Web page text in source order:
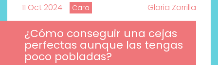
11 Oct 2024 Cara Gloria Zorrilla
¿Cómo conseguir una cejas
perfectas aunque las tengas
poco pobladas?